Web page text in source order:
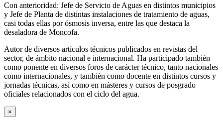
Con anterioridad: Jefe de Servicio de Aguas en distintos municipios
y Jefe de Planta de distintas instalaciones de tratamiento de aguas,
casi todas ellas por ósmosis inversa, entre las que destaca la
desaladora de Moncofa.
Autor de diversos artículos técnicos publicados en revistas del
sector, de ámbito nacional e internacional. Ha participado también
como ponente en diversos foros de carácter técnico, tanto nacionales
como internacionales, y también como docente en distintos cursos y
jornadas técnicas, así como en másteres y cursos de posgrado
oficiales relacionados con el ciclo del agua.
×